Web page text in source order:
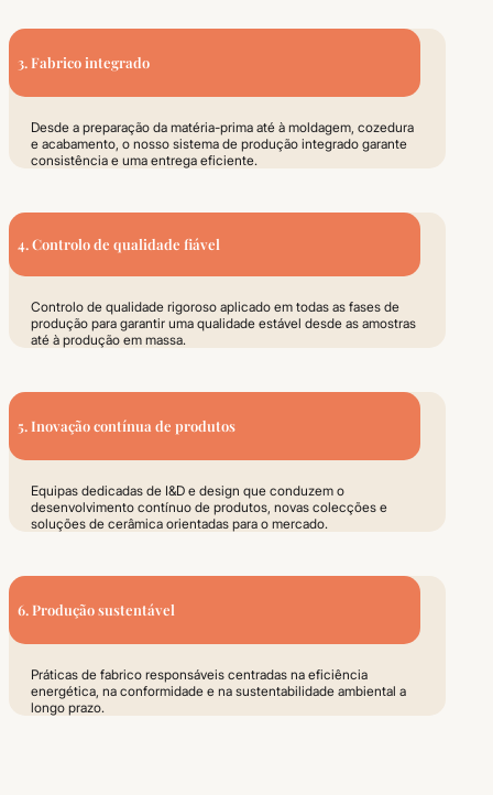
3. Fabrico integrado
Desde a preparação da matéria-prima até à moldagem, cozedura
e acabamento, o nosso sistema de produção integrado garante
consistência e uma entrega eficiente.
4. Controlo de qualidade fiável
Controlo de qualidade rigoroso aplicado em todas as fases de
produção para garantir uma qualidade estável desde as amostras
até à produção em massa.
5. Inovação contínua de produtos
Equipas dedicadas de I&D e design que conduzem o
desenvolvimento contínuo de produtos, novas colecções e
soluções de cerâmica orientadas para o mercado.
6. Produção sustentável
Práticas de fabrico responsáveis centradas na eficiência
energética, na conformidade e na sustentabilidade ambiental a
longo prazo.